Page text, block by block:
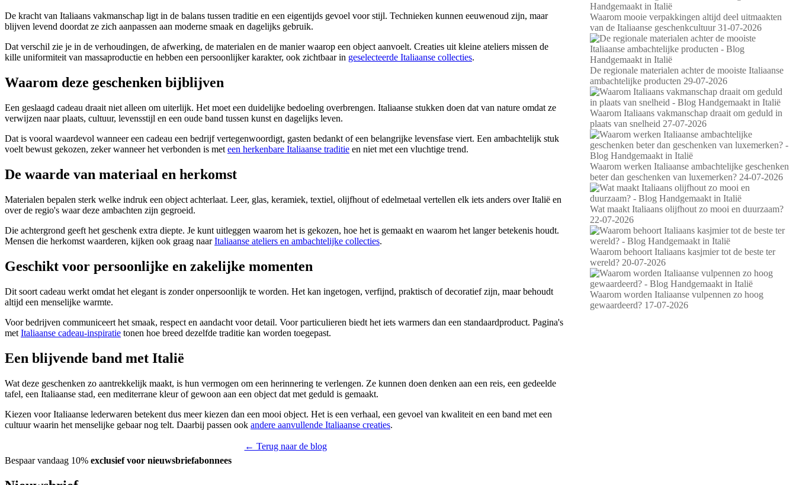
De kracht van Italiaans vakmanschap ligt in de balans tussen traditie en een eigentijds gevoel voor stijl. Technieken kunnen eeuwenoud zijn, maar
blijven levend doordat ze zich aanpassen aan moderne smaak en dagelijks gebruik.
Dat verschil zie je in de verhoudingen, de afwerking, de materialen en de manier waarop een object aanvoelt. Creaties uit kleine ateliers missen de
kille uniformiteit van massaproductie en hebben een persoonlijker karakter, ook zichtbaar in geselecteerde Italiaanse collecties.
Waarom deze geschenken bijblijven
Een geslaagd cadeau draait niet alleen om uiterlijk. Het moet een duidelijke bedoeling overbrengen. Italiaanse stukken doen dat van nature omdat ze
verwijzen naar plaats, cultuur, levensstijl en een oude band tussen kunst en dagelijks leven.
Dat is vooral waardevol wanneer een cadeau een bedrijf vertegenwoordigt, gasten bedankt of een belangrijke levensfase viert. Een ambachtelijk stuk
voelt bewust gekozen, zeker wanneer het verbonden is met een herkenbare Italiaanse traditie en niet met een vluchtige trend.
De waarde van materiaal en herkomst
Materialen bepalen sterk welke indruk een object achterlaat. Leer, glas, keramiek, textiel, olijfhout of edelmetaal vertellen elk iets anders over Italië en
over de regio's waar deze ambachten zijn gegroeid.
Die achtergrond geeft het geschenk extra diepte. Je kunt uitleggen waarom het is gekozen, hoe het is gemaakt en waarom het langer betekenis houdt.
Mensen die herkomst waarderen, kijken ook graag naarItaliaanse ateliers en ambachtelijke collecties.
Geschikt voor persoonlijke en zakelijke momenten
Dit soort cadeau werkt omdat het elegant is zonder onpersoonlijk te worden. Het kan ingetogen, verfijnd, praktisch of decoratief zijn, maar behoudt
altijd een menselijke warmte.
Voor bedrijven communiceert het smaak, respect en aandacht voor detail. Voor particulieren biedt het iets warmers dan een standaardproduct. Pagina's
met Italiaanse cadeau-inspiratie tonen hoe breed dezelfde traditie kan worden toegepast.
Een blijvende band met Italië
Wat deze geschenken zo aantrekkelijk maakt, is hun vermogen om een herinnering te verlengen. Ze kunnen doen denken aan een reis, een gedeelde
tafel, een Italiaanse stad, een mediterrane kleur of gewoon aan een object dat met geduld is gemaakt.
Kiezen voor Italiaanse lederwaren betekent dus meer kiezen dan een mooi object. Het is een verhaal, een gevoel van kwaliteit en een band met een
cultuur waarin het menselijke gebaar nog telt. Daarbij passen ook andere aanvullende Italiaanse creaties.
← Terug naar de blog
Waarom mooie verpakkingen altijd deel uitmaakten
van de Italiaanse geschenkcultuur 31-07-2026
De regionale materialen achter de mooiste Italiaanse
ambachtelijke producten 29-07-2026
Waarom Italiaans vakmanschap draait om geduld in
plaats van snelheid 27-07-2026
Waarom werken Italiaanse ambachtelijke geschenken
beter dan geschenken van luxemerken? 24-07-2026
Wat maakt Italiaans olijfhout zo mooi en duurzaam?
22-07-2026
Waarom behoort Italiaans kasjmier tot de beste ter
wereld? 20-07-2026
Waarom worden Italiaanse vulpennen zo hoog
gewaardeerd? 17-07-2026
Bespaar vandaag 10% exclusief voor nieuwsbriefabonnees